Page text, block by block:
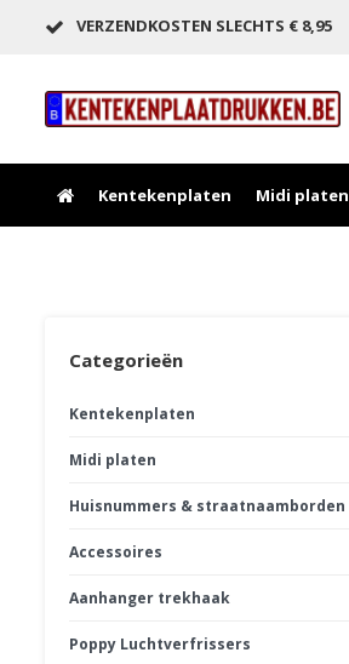
VERZENDKOSTEN SLECHTS € 8,95
Kentekenplaten Midi platen
Categorieën
Kentekenplaten
Midi platen
Huisnummers & straatnaamborden
Accessoires
Aanhanger trekhaak
Poppy Luchtverfrissers